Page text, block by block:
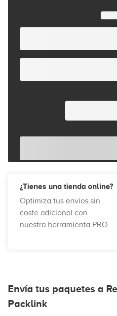
¿Tienes una tienda online?
Optimiza tus envíos sin
coste adicional con
nuestra herramienta PRO
Envía tus paquetes a
Packlink